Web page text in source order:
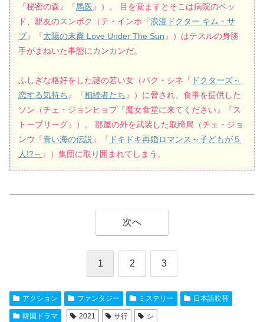
『秘密の森』『馬医』）。 目を覚ますとそこは病院のベッ
ド、親友のスンボク（テ・インホ『浪漫ドクター キム・サ
ブ』『太陽の末裔 Love Under The Sun 』）はテスルの身勝
手がまねいた事態にカンカンだ。
ふしぎな格好をした謎の若い女（パク・シネ『 ドクターズ～
恋する気持ち 』『相続者たち 』）に脅され、食事を提供した
ソン（チェ・ジョンヒョプ『魔女食堂に来てください』『ス
トーブリーグ』）。 部屋の外を武装した取締局（チェ・ジョ
ンウ『青い海の伝説 』『 ドキドキ再婚ロマンス～子どもが５
人!?～ 』）集団に取り囲まれてしまう。
次へ
1 2 3
アクション ファンタジー ミステリー 日本語吹替
韓国ドラマ 2021 サ行 シ